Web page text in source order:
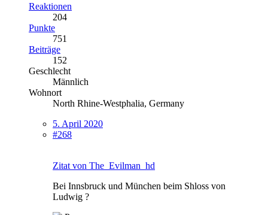
Reaktionen
204
Punkte
751
Beiträge
152
Geschlecht
Männlich
Wohnort
North Rhine-Westphalia, Germany
5. April 2020
#268
Zitat von The_Evilman_hd
Bei Innsbruck und München beim Shloss von
Ludwig ?